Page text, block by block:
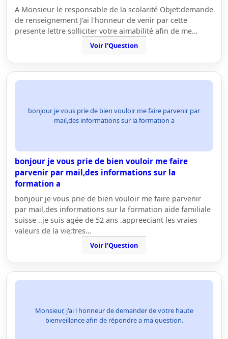
A Monsieur le responsable de la scolarité Objet:demande
de renseignement J'ai l'honneur de venir par cette
presente lettre solliciter votre aimabilité afin de me…
Voir l'Question
bonjour je vous prie de bien vouloir me faire parvenir par
mail,des informations sur la formation a
bonjour je vous prie de bien vouloir me faire
parvenir par mail,des informations sur la
formation a
bonjour je vous prie de bien vouloir me faire parvenir
par mail,des informations sur la formation aide familiale
suisse ..je suis agée de 52 ans .appreeciant les vraies
valeurs de la vie;tres…
Voir l'Question
Monsieur, j'ai l honneur de demander de votre haute
bienveillance afin de répondre a ma question.